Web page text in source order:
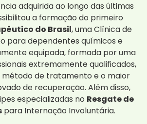
adquirida ao longo das últimas
a formação do primeiro
do Brasil, uma Clínica de
para dependentes químicos e
equipada, formada por uma
extremamente qualificados,
de tratamento e o maior
de recuperação. Além disso,
especializadas no Resgate de
para Internação Involuntária.